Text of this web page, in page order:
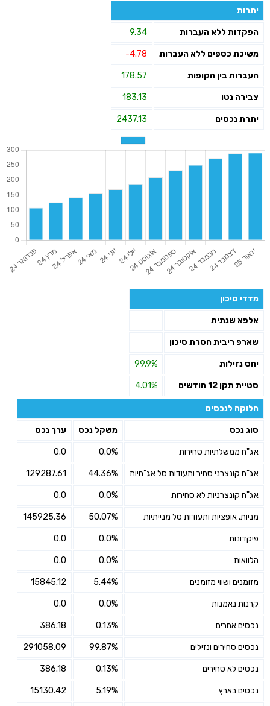
יתרות
הפקדות ללא העברות 9.34
משיכת כספים ללא העברות -4.78
העברות בין הקופות 178.57
צבירה נטו 183.13
יתרת נכסים 2437.13
מדדי סיכון
אלפא שנתית
שארפ ריבית חסרת סיכון
יחס נזילות 99.9%
סטיית תקן 12 חודשים 4.01%
חלוקה לנכסים
סוג נכס משקל נכס ערך נכס
אג"ח ממשלתיות סחירות 0.0%
0.0
אג"ח קונצרני סחיר ותעודות סל אג"חיות 44.36%
129287.61
אג"ח קונצרניות לא סחירות 0.0%
0.0
מניות, אופציות ותעודות סל מנייתיות 50.07%
145925.36
פיקדונות 0.0%
0.0
הלוואות 0.0%
0.0
מזומנים ושווי מזומנים 5.44%
15845.12
קרנות נאמנות 0.0%
0.0
נכסים אחרים 0.13%
386.18
נכסים סחירים ונזילים 99.87%
291058.09
נכסים לא סחירים 0.13%
386.18
נכסים בארץ 5.19%
15130.42